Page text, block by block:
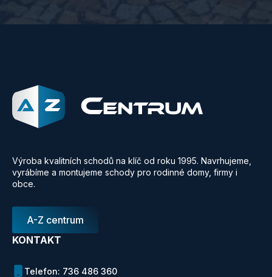
Výroba kvalitních schodů na klíč od roku 1995. Navrhujeme,
vyrábíme a montujeme schody pro rodinné domy, firmy i
obce.
A-Z centrum
KONTAKT
Telefon: 736 486 360